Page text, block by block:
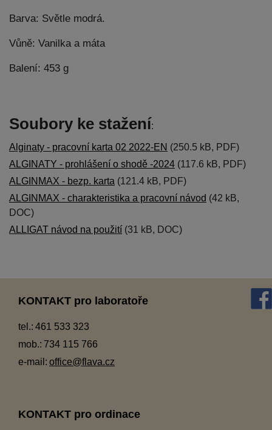
Barva: Světle modrá.
Vůně: Vanilka a máta
Balení: 453 g
Soubory ke stažení:
Alginaty - pracovní karta 02 2022-EN (250.5 kB, PDF)
ALGINATY - prohlášení o shodě -2024 (117.6 kB, PDF)
ALGINMAX - bezp. karta (121.4 kB, PDF)
ALGINMAX - charakteristika a pracovní návod (42 kB,
DOC)
ALLIGAT návod na použití (31 kB, DOC)
KONTAKT pro laboratoře
tel.: 461 533 323
mob.: 734 115 766
e-mail: office@flava.cz
KONTAKT pro ordinace